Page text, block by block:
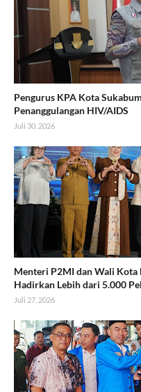
Pengurus KPA Kota
Penanggulangan HIV/AIDS
Juli 30, 2026
Menteri P2MI dan Wali
Hadirkan Lebih dari 5.000
Juli 27, 2026